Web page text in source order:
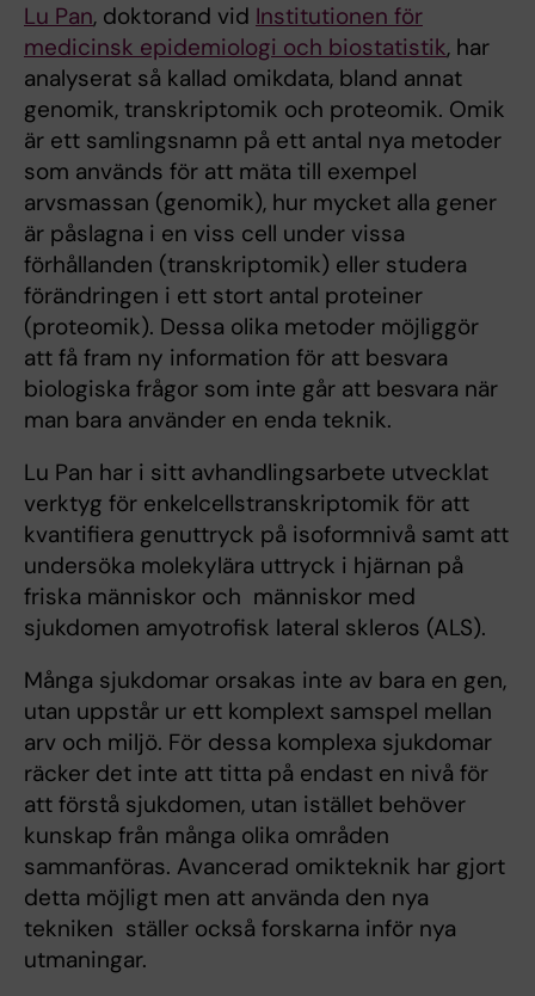
Lu Pan, doktorand vid Institutionen för
medicinsk epidemiologi och biostatistik, har
analyserat så kallad omikdata, bland annat
genomik, transkriptomik och proteomik. Omik
är ett samlingsnamn på ett antal nya metoder
som används för att mäta till exempel
arvsmassan (genomik), hur mycket alla gener
är påslagna i en viss cell under vissa
förhållanden (transkriptomik) eller studera
förändringen i ett stort antal proteiner
(proteomik). Dessa olika metoder möjliggör
att få fram ny information för att besvara
biologiska frågor som inte går att besvara när
man bara använder en enda teknik.
Lu Pan har i sitt avhandlingsarbete utvecklat
verktyg för enkelcellstranskriptomik för att
kvantifiera genuttryck på isoformnivå samt att
undersöka molekylära uttryck i hjärnan på
friska människor och människor med
sjukdomen amyotrofisk lateral skleros (ALS).
Många sjukdomar orsakas inte av bara en gen,
utan uppstår ur ett komplext samspel mellan
arv och miljö. För dessa komplexa sjukdomar
räcker det inte att titta på endast en nivå för
att förstå sjukdomen, utan istället behöver
kunskap från många olika områden
sammanföras. Avancerad omikteknik har gjort
detta möjligt men att använda den nya
tekniken ställer också forskarna inför nya
utmaningar.